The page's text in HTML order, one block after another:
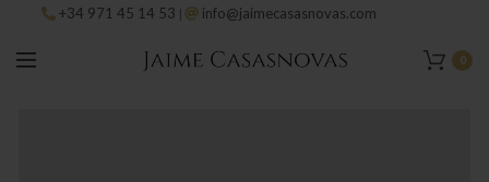
+34 971 45 14 53 | info@jaimecasasnovas.com
0